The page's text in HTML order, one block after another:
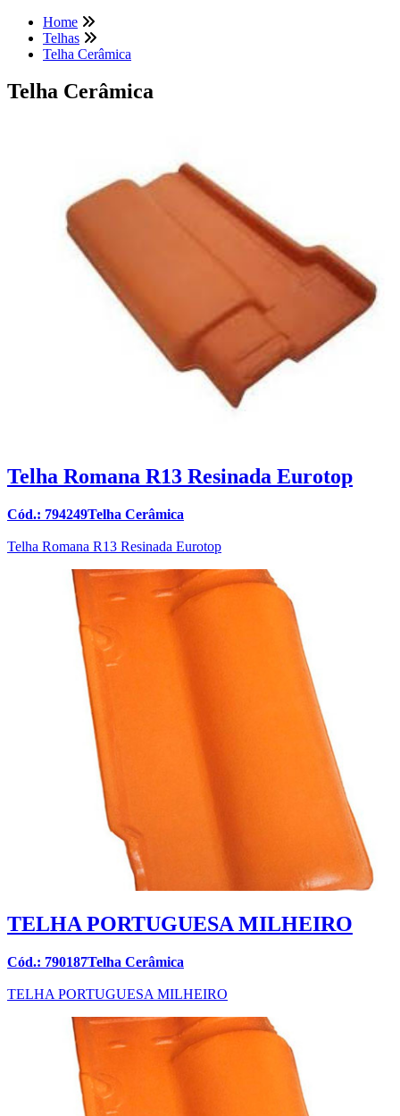
Home
Telhas
Telha Cerâmica
Telha Cerâmica
Telha Romana R13 Resinada Eurotop
Cód.: 794249Telha Cerâmica
Telha Romana R13 Resinada Eurotop
TELHA PORTUGUESA MILHEIRO
Cód.: 790187Telha Cerâmica
TELHA PORTUGUESA MILHEIRO